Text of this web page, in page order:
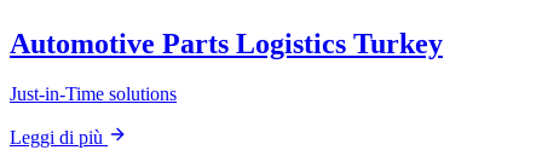
Automotive Parts Logistics Turkey
Just-in-Time solutions
Leggi di più